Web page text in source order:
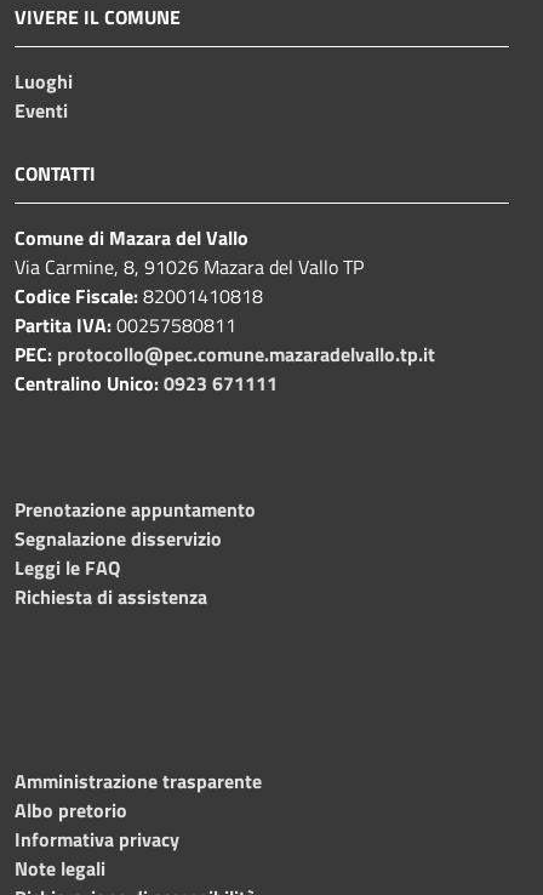
VIVERE IL COMUNE
Luoghi
Eventi
CONTATTI
Comune di Mazara del Vallo
Via Carmine, 8, 91026 Mazara del Vallo TP
Codice Fiscale:82001410818
Partita IVA:00257580811
PEC: protocollo@pec.comune.mazaradelvallo.tp.it
Centralino Unico:0923 671111
Prenotazione appuntamento
Segnalazione disservizio
Leggi le FAQ
Richiesta di assistenza
Amministrazione trasparente
Albo pretorio
Informativa privacy
Note legali